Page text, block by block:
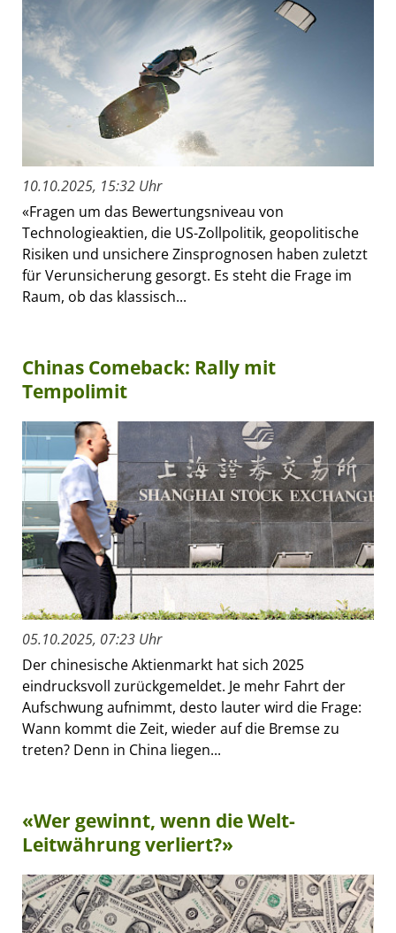
10.10.2025, 15:32 Uhr
«Fragen um das Bewertungsniveau von
Technologieaktien, die US-Zollpolitik, geopolitische
Risiken und unsichere Zinsprognosen haben zuletzt
für Verunsicherung gesorgt. Es steht die Frage im
Raum, ob das klassisch...
Chinas Comeback: Rally mit
Tempolimit
05.10.2025, 07:23 Uhr
Der chinesische Aktienmarkt hat sich 2025
eindrucksvoll zurückgemeldet. Je mehr Fahrt der
Aufschwung aufnimmt, desto lauter wird die Frage:
Wann kommt die Zeit, wieder auf die Bremse zu
treten? Denn in China liegen...
«Wer gewinnt, wenn die Welt-
Leitwährung verliert?»